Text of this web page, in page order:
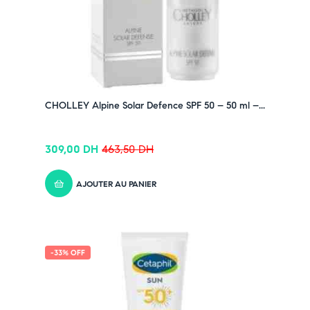
CHOLLEY Alpine Solar Defence SPF 50 – 50 ml –...
463,50DH
309,00 DH
AJOUTER AU PANIER
-33% OFF